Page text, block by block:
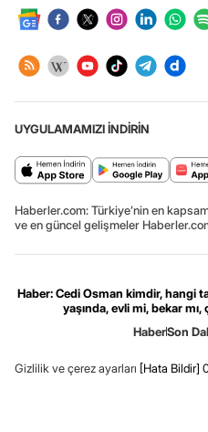
UYGULAMAMIZI İNDİRİN
Haberler.com: Türkiye’nin en
ve en güncel gelişmeler
Haber: Cedi Osman kimdir, hangi
yaşında, evli mi, bekar
HaberSon
Gizlilik ve çerez ayarları [Hata Bildir]